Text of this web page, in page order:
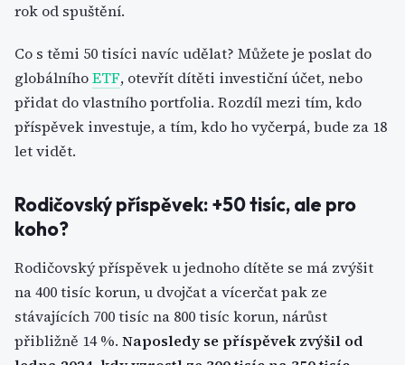
rok od spuštění.
Co s těmi 50 tisíci navíc udělat? Můžete je poslat do
globálníhoETF, otevřít dítěti investiční účet, nebo
přidat do vlastního portfolia. Rozdíl mezi tím, kdo
příspěvek investuje, a tím, kdo ho vyčerpá, bude za 18
let vidět.
Rodičovský příspěvek: +50 tisíc, ale pro
koho?
Rodičovský příspěvek u jednoho dítěte se má zvýšit
na 400 tisíc korun, u dvojčat a vícerčat pak ze
stávajících 700 tisíc na 800 tisíc korun, nárůst
přibližně 14 %. Naposledy se příspěvek zvýšil od